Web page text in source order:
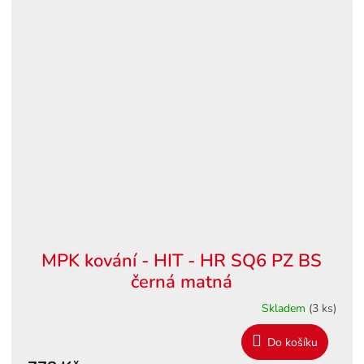
MPK kování - HIT - HR SQ6 PZ BS
černá matná
Skladem (3 ks)
Do košíku